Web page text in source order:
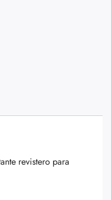
revistero para